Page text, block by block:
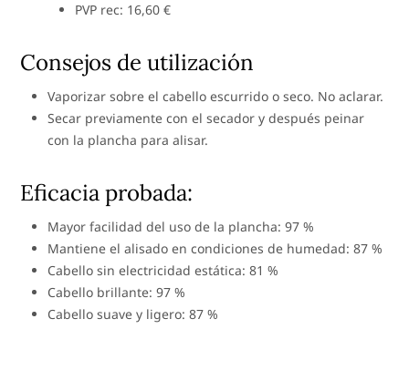
PVP rec: 16,60 €
Consejos de utilización
Vaporizar sobre el cabello escurrido o seco. No aclarar.
Secar previamente con el secador y después peinar
con la plancha para alisar.
Eficacia probada:
Mayor facilidad del uso de la plancha: 97 %
Mantiene el alisado en condiciones de humedad: 87 %
Cabello sin electricidad estática: 81 %
Cabello brillante: 97 %
Cabello suave y ligero: 87 %